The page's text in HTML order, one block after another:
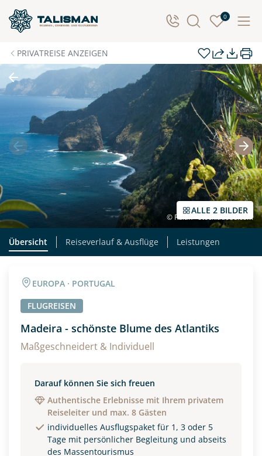
0
PRIVATREISE ANZEIGEN
ALLE 2 BILDER
© Rulan - stock.adobe.com
Übersicht Reiseverlauf & Ausflüge Leistungen
EUROPA · PORTUGAL
FLUGREISEN
Madeira - schönste Blume des Atlantiks
Maßgeschneidert & Individuell
Darauf können Sie sich freuen
Authentische Erlebnisse mit Ihrem privatem
Reiseleiter und max. 8 Gästen
individuelles Ausflugspaket für 1, 3 oder 5
Tage mit persönlicher Begleitung und abseits
des Massentourismus
Individuelle Anfrage
Herzlichen Dank für Ihre Kontaktaufnahme! Ihr Urlaub
- so individuell wie Sie. Teilen Sie uns Ihre
Wunschtermine für die Reise mit. Wir prüfen die
Verfügbarkeit und kontaktieren Sie, um alles Weitere
zu besprechen. Gemeinsam gestalten wir Ihre
Traumreise.
Persönliche Daten
Vorname Nachname
E-Mail* Telefon
Alter
Unterkunft
EZ Familienzimmer
Reisebeginn